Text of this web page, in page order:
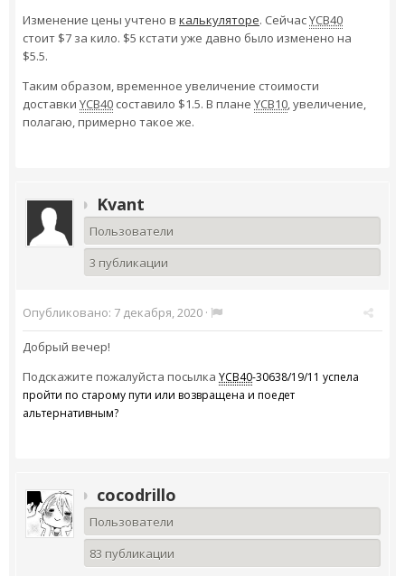
Изменение цены учтено в калькуляторе. СейчасYCB40
стоит $7 за кило. $5 кстати уже давно было изменено на
$5.5.
Таким образом, временное увеличение стоимости
доставки YCB40 составило $1.5. В плане YCB10, увеличение,
полагаю, примерно такое же.
Kvant
Пользователи
3 публикации
Опубликовано: 7 декабря, 2020 ·
Добрый вечер!
Подскажите пожалуйста посылка YCB40-30638/19/11 успела
пройти по старому пути или возвращена и поедет
альтернативным?
cocodrillo
Пользователи
83 публикации